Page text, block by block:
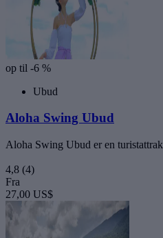
op til -6 %
Ubud
Aloha Swing Ubud
Aloha Swing Ubud er en
4,8 (4)
Fra
27,00 US$